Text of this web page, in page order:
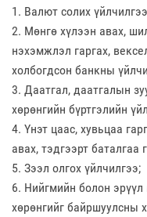
1. Валют солих
2. Мөнгө хүлээн авах,
нэхэмжлэл гаргах,
холбогдсон банкны
3. Даатгал, даатгалын
хөрөнгийн бүртгэлийн
4. Үнэт цаас, хувьцаа
авах, тэдгээрт баталгаа
5. Зээл олгох үйлчилгээ;
6. Нийгмийн болон
хөрөнгийг байршуулсны